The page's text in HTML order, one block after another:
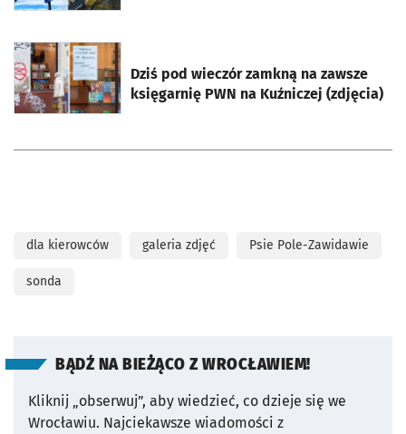
Dziś pod wieczór zamkną na zawsze
księgarnię PWN na Kuźniczej (zdjęcia)
otworzy się w nowej karcie
dla kierowców galeria zdjęć Psie Pole-Zawidawie
sonda
BĄDŹ NA BIEŻĄCO Z WROCŁAWIEM!
Kliknij „obserwuj”, aby wiedzieć, co dzieje się we
Wrocławiu. Najciekawsze wiadomości z